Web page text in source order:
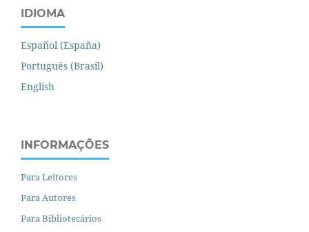
IDIOMA
Español (España)
Português (Brasil)
English
INFORMAÇÕES
Para Leitores
Para Autores
Para Bibliotecários